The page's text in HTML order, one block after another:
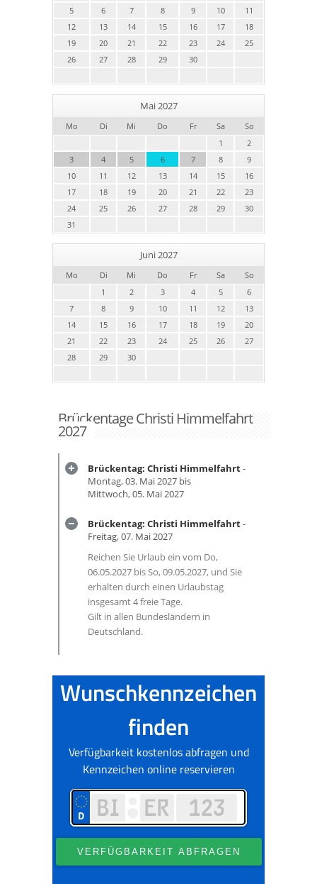
5
6 7 8 9 10
11
12
13 14 15 16 17
18
19
20 21 22 23 24
25
26
27 28 29 30
Mai 2027
Mo Di Mi Do Fr Sa
So
1
2
3
4 5 6 7 8
9
10
11 12 13 14 15
16
17
18 19 20 21 22
23
24
25 26 27 28 29
30
31
Juni 2027
Mo Di Mi Do Fr Sa
So
1
2 3 4 5
6
7
8 9 10 11 12
13
14
15 16 17 18 19
20
21
22 23 24 25 26
27
28
29 30
Brückentage Christi Himmelfahrt
2027
Brückentag: Christi Himmelfahrt-
Montag, 03. Mai 2027 bis
Mittwoch, 05. Mai 2027
Brückentag: Christi Himmelfahrt-
Freitag, 07. Mai 2027
Reichen Sie Urlaub ein vom Do,
06.05.2027 bis So, 09.05.2027, und Sie
erhalten durch einen Urlaubstag
insgesamt 4 freie Tage.
Gilt in allen Bundesländern in
Deutschland.